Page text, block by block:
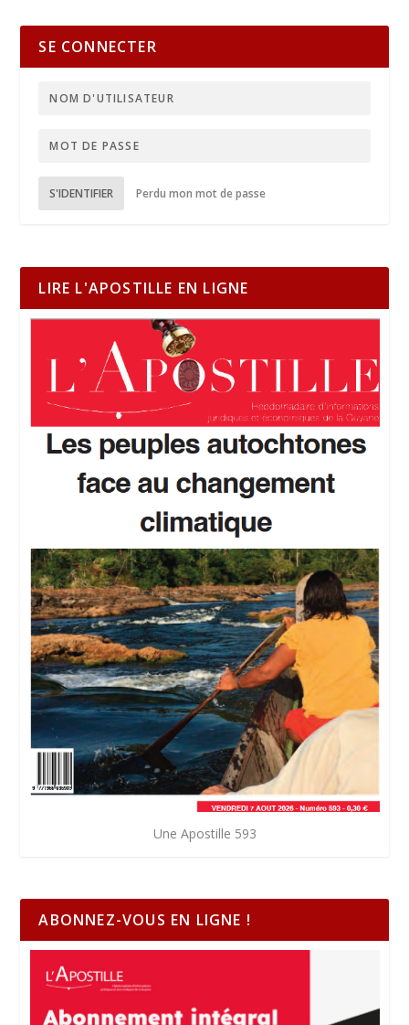
SE CONNECTER
S'IDENTIFIER Perdu mon mot de passe
LIRE L'APOSTILLE EN LIGNE
Une Apostille 593
ABONNEZ-VOUS EN LIGNE !